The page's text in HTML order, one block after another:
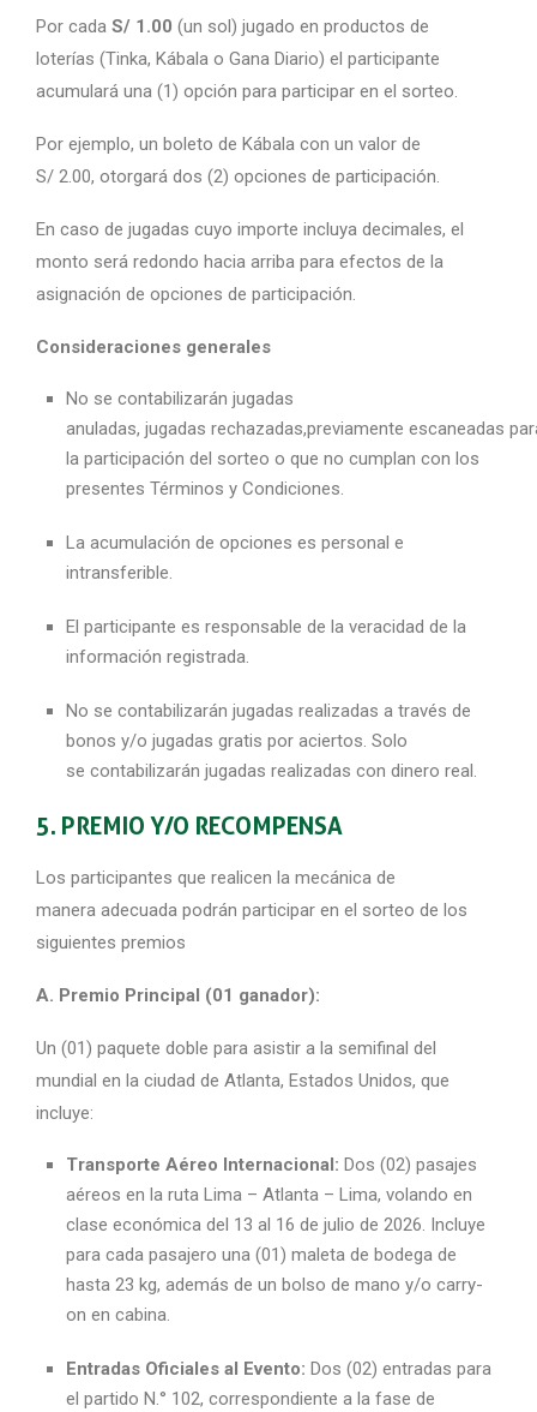
Por cada S/ 1.00 (un sol) jugado en productos de
loterías (Tinka, Kábala o Gana Diario) el participante
acumulará una (1) opción para participar en el sorteo.
Por ejemplo, un boleto de Kábala con un valor de
S/ 2.00, otorgará dos (2) opciones de participación.
En caso de jugadas cuyo importe incluya decimales, el
monto será redondo hacia arriba para efectos de la
asignación de opciones de participación.
Consideraciones generales
No se contabilizarán jugadas
anuladas, jugadas rechazadas,previamente escaneadas
la participación del sorteo o que no cumplan con los
presentes Términos y Condiciones.
La acumulación de opciones es personal e
intransferible.
El participante es responsable de la veracidad de la
información registrada.
No se contabilizarán jugadas realizadas a través de
bonos y/o jugadas gratis por aciertos. Solo
se contabilizarán jugadas realizadas con dinero real.
5. PREMIO Y/O RECOMPENSA
Los participantes que realicen la mecánica de
manera adecuada podrán participar en el sorteo de los
siguientes premios
A. Premio Principal (01 ganador):
Un (01) paquete doble para asistir a la semifinal del
mundial en la ciudad de Atlanta, Estados Unidos, que
incluye:
Transporte Aéreo Internacional: Dos (02) pasajes
aéreos en la ruta Lima – Atlanta – Lima, volando en
clase económica del 13 al 16 de julio de 2026. Incluye
para cada pasajero una (01) maleta de bodega de
hasta 23 kg, además de un bolso de mano y/o carry-
on en cabina.
Entradas Oficiales al Evento: Dos (02) entradas para
el partido N.° 102, correspondiente a la fase de